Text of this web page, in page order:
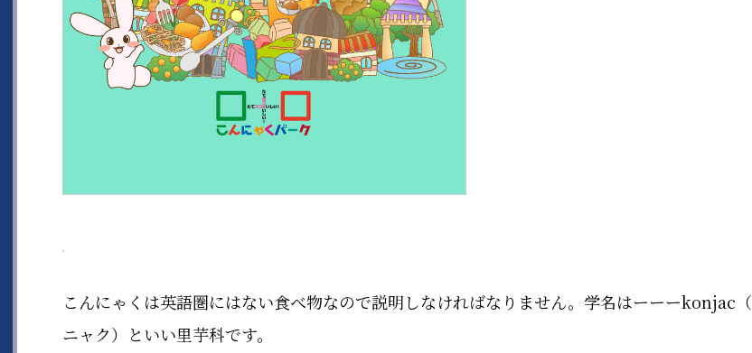
こんにゃくは英語圏にはない食べ物なので説明しなければなりません。学名はーーーkonjac
ニャク）といい里芋科です。